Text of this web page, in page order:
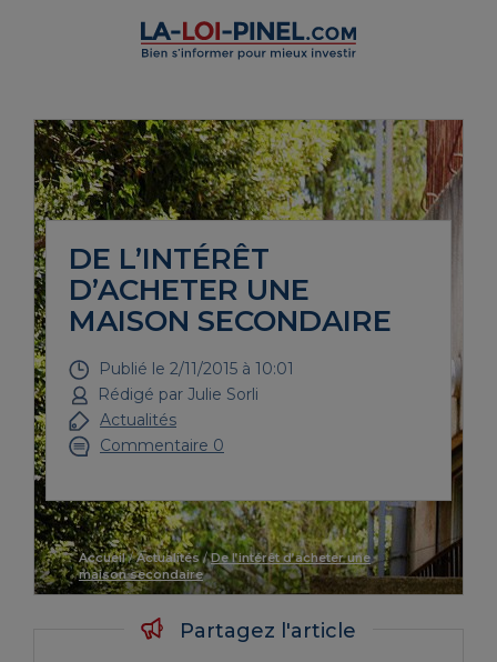
DE L’INTÉRÊT
D’ACHETER UNE
MAISON SECONDAIRE
Publié le 2/11/2015 à 10:01
Rédigé par Julie Sorli
Actualités
Commentaire 0
Accueil/Actualités/De l’intérêt d’acheter une
maison secondaire
Partagez l'article